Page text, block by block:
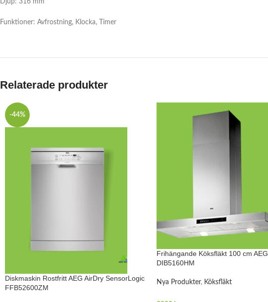
Djup: 316 mm
Funktioner: Avfrostning, Klocka, Timer
Relaterade produkter
-44%
Diskmaskin Rostfritt AEG AirDry SensorLogic
FFB52600ZM
Frihängande Köksfläkt 100 cm AEG
DIB5160HM
Nya Produkter, Köksfläkt